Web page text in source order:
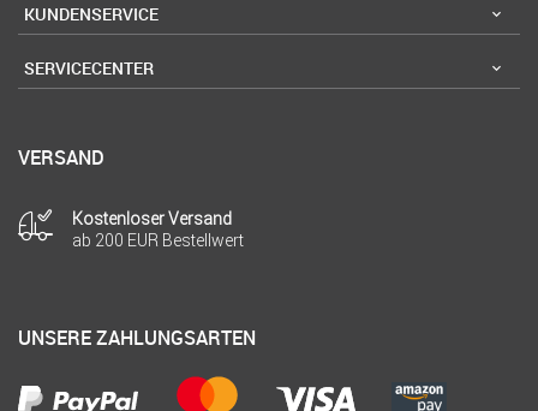
KUNDENSERVICE
SERVICECENTER
VERSAND
Kostenloser Versand
ab 200 EUR Bestellwert
UNSERE ZAHLUNGSARTEN